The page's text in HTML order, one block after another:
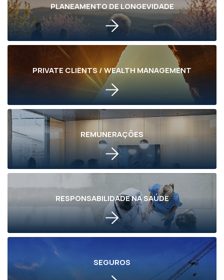
PLANEAMENTO DE LONGEVIDADE
PRIVATE CLIENTS / WEALTH MANAGEMENT
REMUNERAÇÕES
RESPONSABILIDADE NA SAÚDE
SEGUROS